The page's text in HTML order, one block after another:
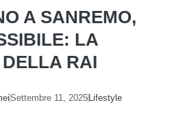
A SANREMO,
LA
RAI
Settembre 11, 2025Lifestyle